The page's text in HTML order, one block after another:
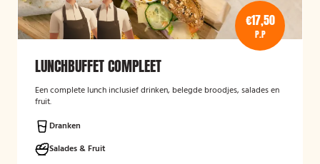
€17,50
P.P
LUNCHBUFFET COMPLEET
Een complete lunch inclusief drinken, belegde broodjes, salades en
fruit.
Dranken
Salades & Fruit